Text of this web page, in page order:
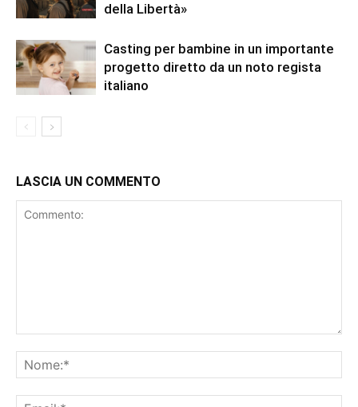
della Libertà»
Casting per bambine in un importante
progetto diretto da un noto regista
italiano
LASCIA UN COMMENTO